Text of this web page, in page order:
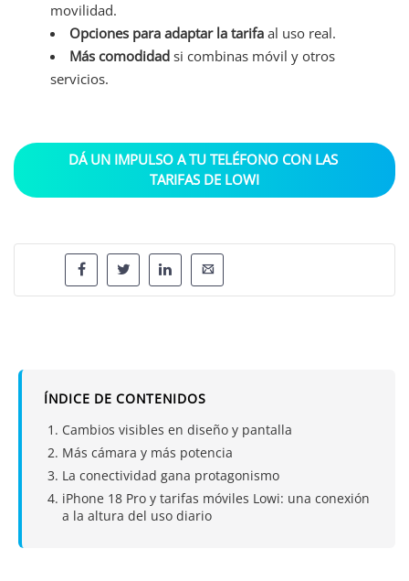
movilidad.
Opciones para adaptar la tarifa al uso real.
Más comodidad si combinas móvil y otros
servicios.
DÁ UN IMPULSO A TU TELÉFONO CON LAS
TARIFAS DE LOWI
ÍNDICE DE CONTENIDOS
Cambios visibles en diseño y pantalla
Más cámara y más potencia
La conectividad gana protagonismo
iPhone 18 Pro y tarifas móviles Lowi: una conexión
a la altura del uso diario